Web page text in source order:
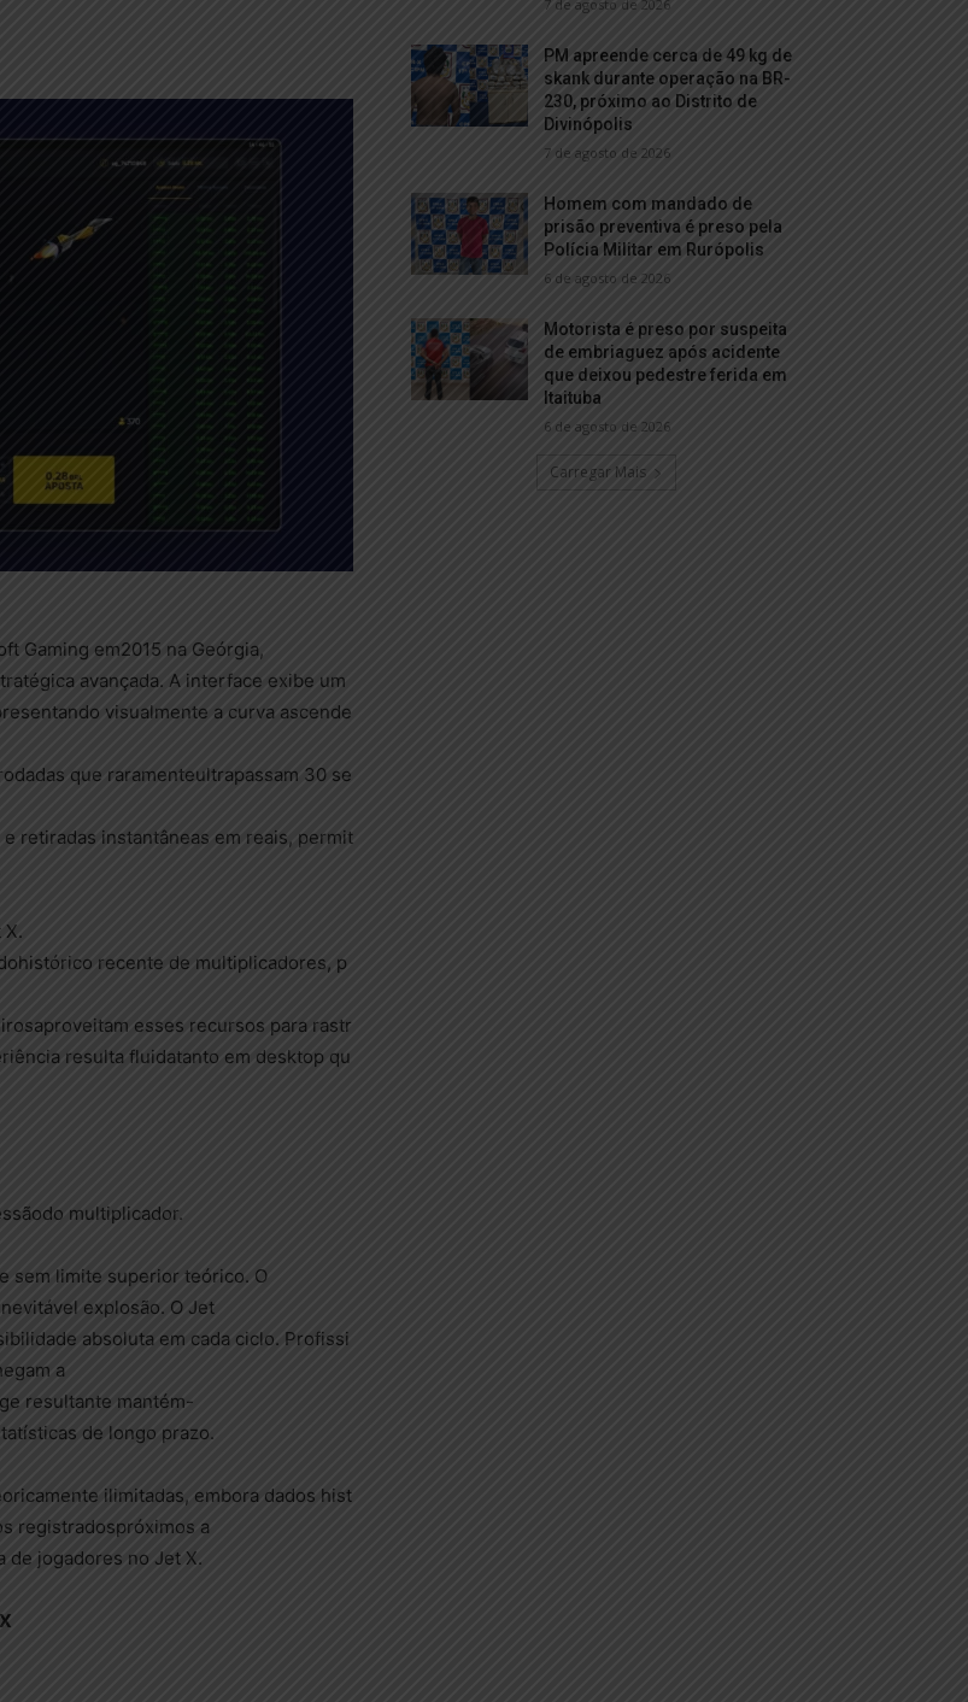
Gaming em2015 na Geórgia,
avançada. A interface exibe um
visualmente a curva ascende
que raramenteultrapassam 30 se
retiradas instantâneas em reais, permit
recente de multiplicadores, p
esses recursos para rastr
resulta fluidatanto em desktop qu
multiplicador.
sem limite superior teórico. O
explosão. O Jet
absoluta em cada ciclo. Profissi
a
resultante mantém-
de longo prazo.
ilimitadas, embora dados hist
registradospróximos a
de jogadores no Jet X.
7 de agosto de 2026
PM apreende cerca de 49 kg de
skank durante operação na BR-
230, próximo ao Distrito de
Divinópolis
7 de agosto de 2026
Homem com mandado de
prisão preventiva é preso pela
Polícia Militar em Rurópolis
6 de agosto de 2026
Motorista é preso por suspeita
de embriaguez após acidente
que deixou pedestre ferida em
Itaituba
6 de agosto de 2026
Carregar Mais